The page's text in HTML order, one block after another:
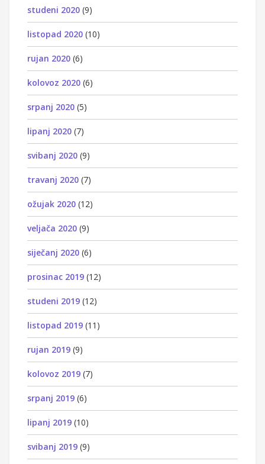
studeni 2020 (9)
listopad 2020 (10)
rujan 2020 (6)
kolovoz 2020 (6)
srpanj 2020 (5)
lipanj 2020 (7)
svibanj 2020 (9)
travanj 2020 (7)
ožujak 2020 (12)
veljača 2020 (9)
siječanj 2020 (6)
prosinac 2019 (12)
studeni 2019 (12)
listopad 2019 (11)
rujan 2019 (9)
kolovoz 2019 (7)
srpanj 2019 (6)
lipanj 2019 (10)
svibanj 2019 (9)